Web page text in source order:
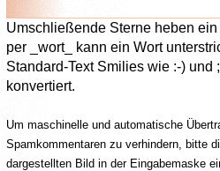
Umschließende Sterne heben ein
per _wort_ kann ein Wort
Standard-Text Smilies wie :-) und
konvertiert.
Um maschinelle und automatische
Spamkommentaren zu verhindern, bitte
dargestellten Bild in der Eingabemaske